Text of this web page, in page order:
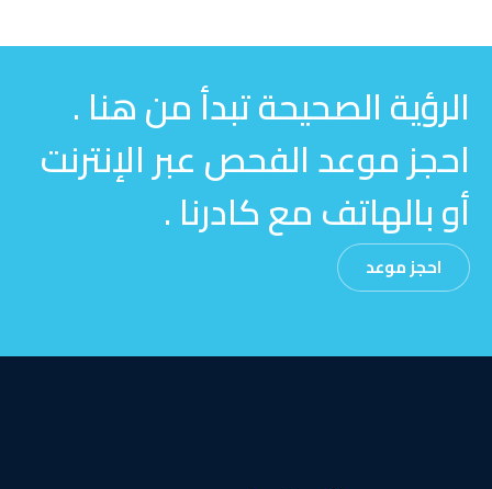
الرؤية الصحيحة تبدأ من هنا .
احجز موعد الفحص عبر الإنترنت
أو بالهاتف مع كادرنا .
احجز موعد